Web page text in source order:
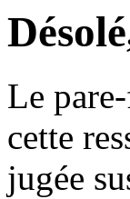
Le
cette
jugée